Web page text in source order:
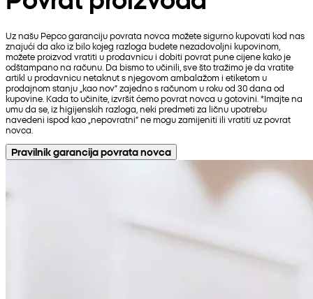
Uz našu Pepco garanciju povrata novca možete sigurno kupovati kod nas
znajući da ako iz bilo kojeg razloga budete nezadovoljni kupovinom,
možete proizvod vratiti u prodavnicu i dobiti povrat pune cijene kako je
odštampano na računu. Da bismo to učinili, sve što tražimo je da vratite
artikl u prodavnicu netaknut s njegovom ambalažom i etiketom u
prodajnom stanju „kao nov“ zajedno s računom u roku od 30 dana od
kupovine. Kada to učinite, izvršit ćemo povrat novca u gotovini. *Imajte na
umu da se, iz higijenskih razloga, neki predmeti za ličnu upotrebu
navedeni ispod kao „nepovratni“ ne mogu zamijeniti ili vratiti uz povrat
novca.
Pravilnik garancija povrata novca